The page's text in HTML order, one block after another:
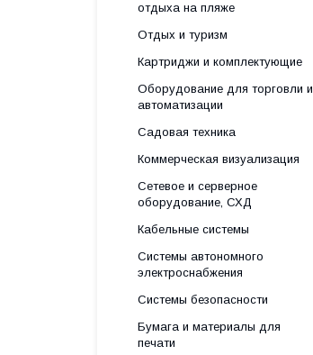
отдыха на пляже
Отдых и туризм
Картриджи и комплектующие
Оборудование для торговли и
автоматизации
Садовая техника
Коммерческая визуализация
Сетевое и серверное
оборудование, СХД
Кабельные системы
Системы автономного
электроснабжения
Системы безопасности
Бумага и материалы для
печати